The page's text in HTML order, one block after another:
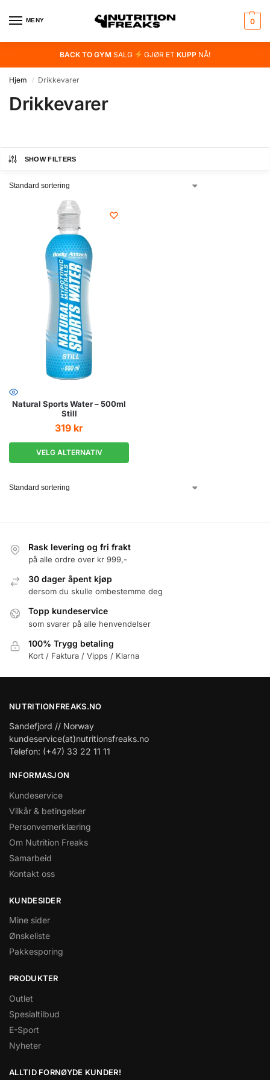
MENY 0
BACK TO GYMSALG GJØR ET KUPP NÅ!
Hjem / Drikkevarer
Drikkevarer
SHOW FILTERS
Natural Sports Water – 500ml
Still
319 kr
VELG ALTERNATIV
Rask levering og fri frakt
på alle ordre over kr 999,-
30 dager åpent kjøp
dersom du skulle ombestemme deg
Topp kundeservice
som svarer på alle henvendelser
100% Trygg betaling
Kort / Faktura / Vipps / Klarna
NUTRITIONFREAKS.NO
Sandefjord // Norway
kundeservice(at)nutritionsfreaks.no
Telefon: (+47) 33 22 11 11
INFORMASJON
Kundeservice
Vilkår & betingelser
Personvernerklæring
Om Nutrition Freaks
Samarbeid
Kontakt oss
KUNDESIDER
Mine sider
Ønskeliste
Pakkesporing
PRODUKTER
Outlet
Spesialtilbud
E-Sport
Nyheter
ALLTID FORNØYDE KUNDER!